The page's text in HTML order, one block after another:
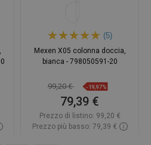
(5)
Mexen X05 colonna doccia,
bianca - 798050591-20
99,20 € -19,97%
79,39 €
Prezzo di listino: 99,20 €
Prezzo più basso: 79,39 €